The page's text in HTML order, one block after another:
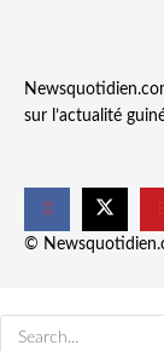
sur l’actualité
©